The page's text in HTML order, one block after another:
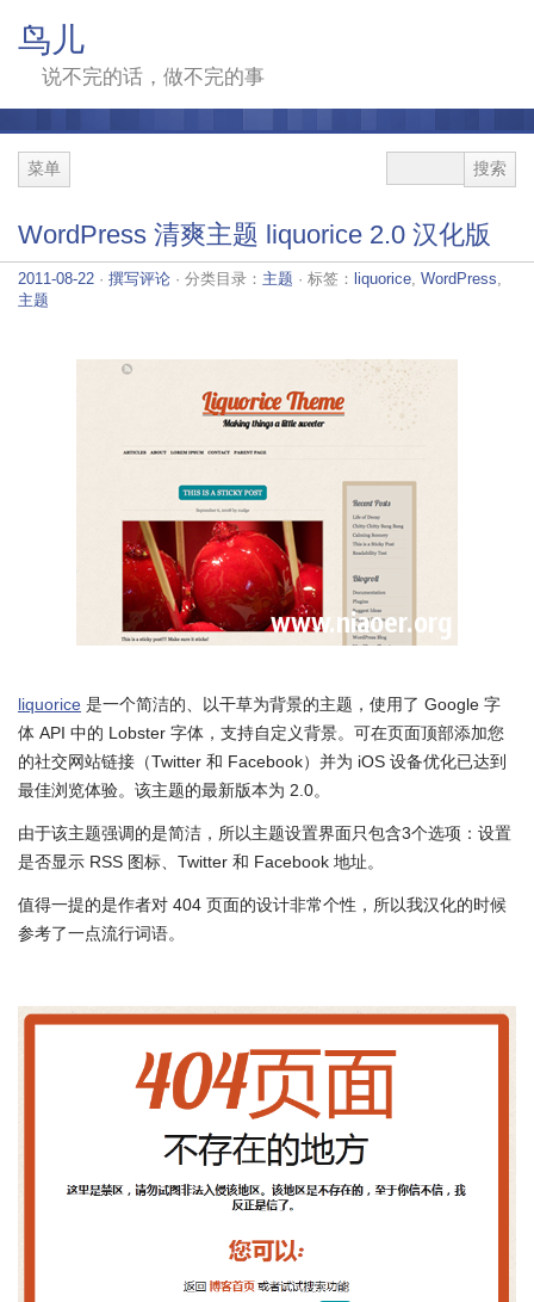
鸟儿
说不完的话，做不完的事
菜单
WordPress 清爽主题 liquorice 2.0 汉化版
2011-08-22 · 撰写评论 · 分类目录： 主题 · 标签： liquorice WordPress
主题
liquorice 是一个简洁的、以干草为背景的主题，使用了 Google 字
体 API 中的 Lobster 字体，支持自定义背景。可在页面顶部添加您
的社交网站链接（Twitter 和 Facebook）并为 iOS 设备优化已达到
最佳浏览体验。该主题的最新版本为 2.0。
由于该主题强调的是简洁，所以主题设置界面只包含3个选项：设置
是否显示 RSS 图标、Twitter 和 Facebook 地址。
值得一提的是作者对 404 页面的设计非常个性，所以我汉化的时候
参考了一点流行词语。